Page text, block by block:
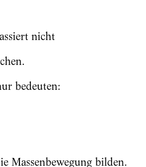
nicht
bedeuten:
Massenbewegung bilden.